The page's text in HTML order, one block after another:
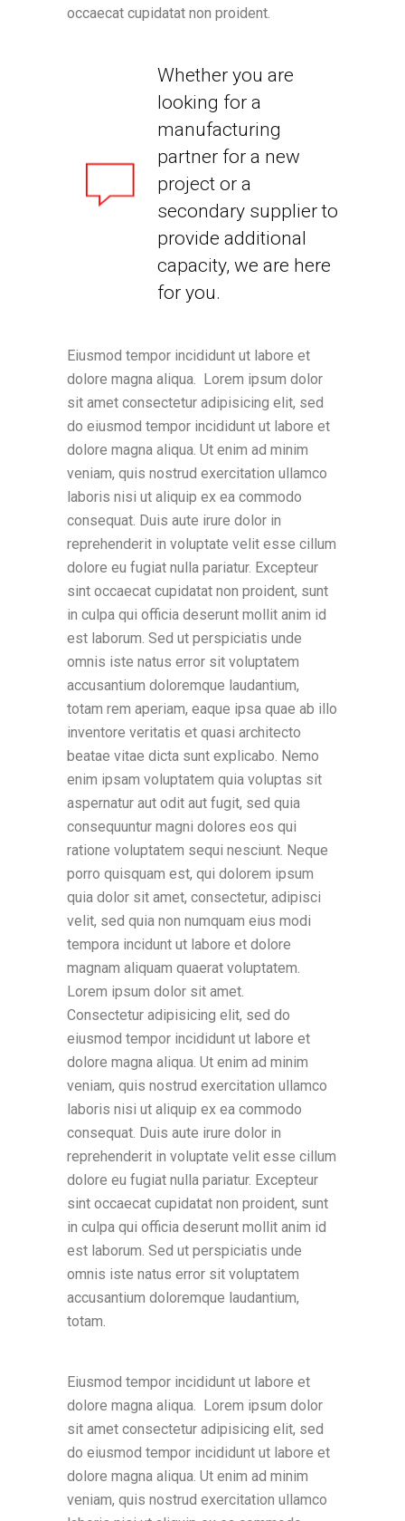
occaecat cupidatat non proident.
Whether you are
looking for a
manufacturing
partner for a new
project or a
secondary supplier to
provide additional
capacity, we are here
for you.
Eiusmod tempor incididunt ut labore et
dolore magna aliqua. Lorem ipsum dolor
sit amet consectetur adipisicing elit, sed
do eiusmod tempor incididunt ut labore et
dolore magna aliqua. Ut enim ad minim
veniam, quis nostrud exercitation ullamco
laboris nisi ut aliquip ex ea commodo
consequat. Duis aute irure dolor in
reprehenderit in voluptate velit esse cillum
dolore eu fugiat nulla pariatur. Excepteur
sint occaecat cupidatat non proident, sunt
in culpa qui officia deserunt mollit anim id
est laborum. Sed ut perspiciatis unde
omnis iste natus error sit voluptatem
accusantium doloremque laudantium,
totam rem aperiam, eaque ipsa quae ab illo
inventore veritatis et quasi architecto
beatae vitae dicta sunt explicabo. Nemo
enim ipsam voluptatem quia voluptas sit
aspernatur aut odit aut fugit, sed quia
consequuntur magni dolores eos qui
ratione voluptatem sequi nesciunt. Neque
porro quisquam est, qui dolorem ipsum
quia dolor sit amet, consectetur, adipisci
velit, sed quia non numquam eius modi
tempora incidunt ut labore et dolore
magnam aliquam quaerat voluptatem.
Lorem ipsum dolor sit amet.
Consectetur adipisicing elit, sed do
eiusmod tempor incididunt ut labore et
dolore magna aliqua. Ut enim ad minim
veniam, quis nostrud exercitation ullamco
laboris nisi ut aliquip ex ea commodo
consequat. Duis aute irure dolor in
reprehenderit in voluptate velit esse cillum
dolore eu fugiat nulla pariatur. Excepteur
sint occaecat cupidatat non proident, sunt
in culpa qui officia deserunt mollit anim id
est laborum. Sed ut perspiciatis unde
omnis iste natus error sit voluptatem
accusantium doloremque laudantium,
totam.
Eiusmod tempor incididunt ut labore et
dolore magna aliqua. Lorem ipsum dolor
sit amet consectetur adipisicing elit, sed
do eiusmod tempor incididunt ut labore et
dolore magna aliqua. Ut enim ad minim
veniam, quis nostrud exercitation ullamco